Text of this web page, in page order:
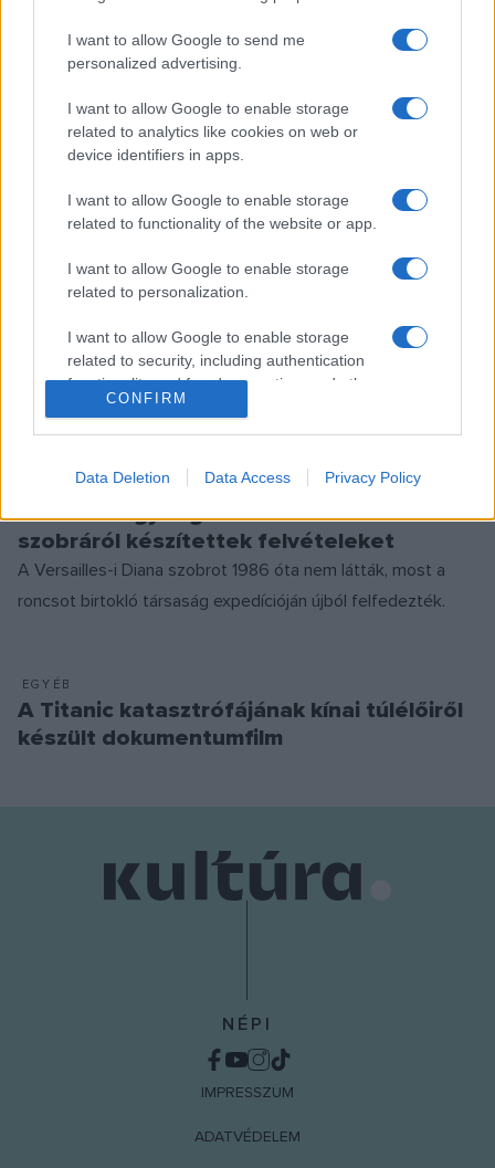
I want to allow Google to send me
personalized advertising.
I want to allow Google to enable storage
related to analytics like cookies on web or
device identifiers in apps.
I want to allow Google to enable storage
related to functionality of the website or app.
I want to allow Google to enable storage
related to personalization.
I want to allow Google to enable storage
related to security, including authentication
functionality and fraud prevention, and other
user protection.
CONFIRM
Data Deletion Data Access Privacy Policy
Henry Aldridge & Son aukciósház árverezte idén áprilisban,
és a 150 ezer fontról induló licit 1,175 millió fontnál állt meg.
ÁRVERÉS CARPATHIA HENRY ALDRIDGE & SON HÍREK
EZ IS ÉRDEKELHETI
TUDOMÁNY
A Titanic egy rég elveszettnek hitt
szobráról készítettek felvételeket
A Versailles-i Diana szobrot 1986 óta nem látták, most a
roncsot birtokló társaság expedícióján újból felfedezték.
EGYÉB
A Titanic katasztrófájának kínai túlélőiről
készült dokumentumfilm
NÉPI
IMPRESSZUM
ADATVÉDELEM